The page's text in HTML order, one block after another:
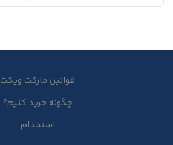
قوانین مارکت ویکت
چگونه خرید کنیم؟
استخدام